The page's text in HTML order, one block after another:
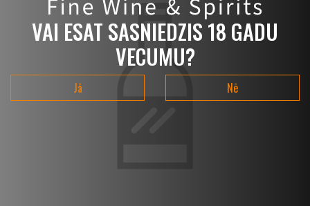
VAI ESAT SASNIEDZIS 18 GADU
VECUMU?
Jā Nē